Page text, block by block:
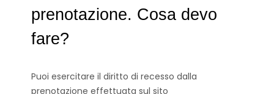
prenotazione. Cosa devo
fare?
Puoi esercitare il diritto di recesso dalla
prenotazione effettuata sul sito